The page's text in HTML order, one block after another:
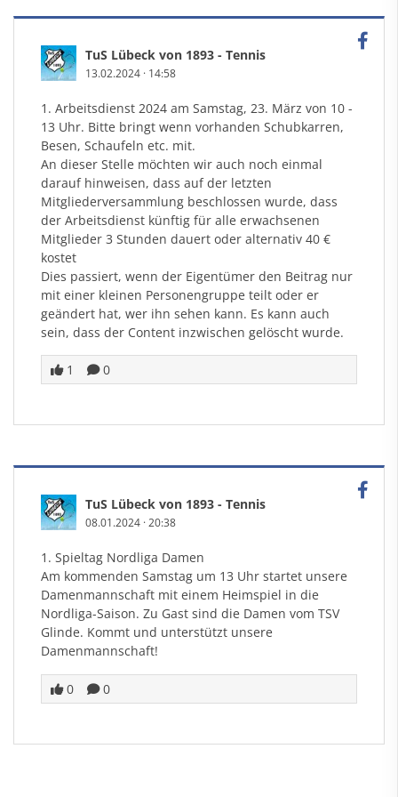
TuS Lübeck von 1893 - Tennis
13.02.2024 · 14:58
1. Arbeitsdienst 2024 am Samstag, 23. März von 10 -
13 Uhr. Bitte bringt wenn vorhanden Schubkarren,
Besen, Schaufeln etc. mit.
An dieser Stelle möchten wir auch noch einmal
darauf hinweisen, dass auf der letzten
Mitgliederversammlung beschlossen wurde, dass
der Arbeitsdienst künftig für alle erwachsenen
Mitglieder 3 Stunden dauert oder alternativ 40 €
kostet
Dies passiert, wenn der Eigentümer den Beitrag nur
mit einer kleinen Personengruppe teilt oder er
geändert hat, wer ihn sehen kann. Es kann auch
sein, dass der Content inzwischen gelöscht wurde.
1 0
TuS Lübeck von 1893 - Tennis
08.01.2024 ·20:38
1. Spieltag Nordliga Damen
Am kommenden Samstag um 13 Uhr startet unsere
Damenmannschaft mit einem Heimspiel in die
Nordliga-Saison. Zu Gast sind die Damen vom TSV
Glinde. Kommt und unterstützt unsere
Damenmannschaft!
0 0